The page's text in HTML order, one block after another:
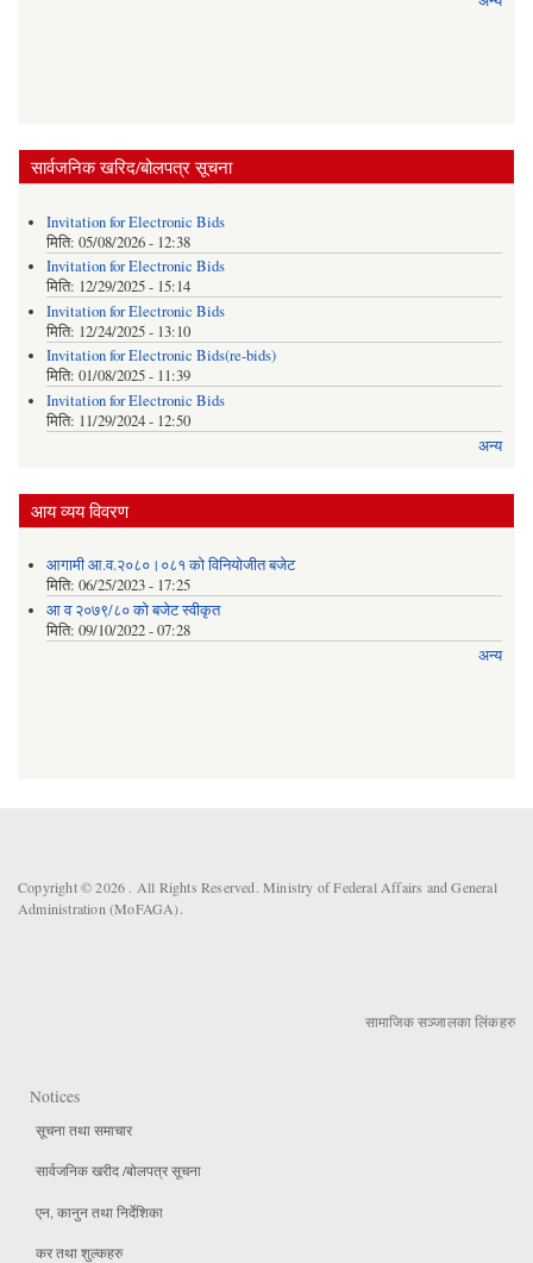
सार्वजनिक खरिद/बोलपत्र सूचना
Invitation for Electronic Bids
मिति: 05/08/2026 - 12:38
Invitation for Electronic Bids
मिति: 12/29/2025 - 15:14
Invitation for Electronic Bids
मिति: 12/24/2025 - 13:10
Invitation for Electronic Bids(re-bids)
मिति: 01/08/2025 - 11:39
Invitation for Electronic Bids
मिति: 11/29/2024 - 12:50
अन्य
आय व्यय विवरण
आगामी आ.व.२०८०।०८१ को विनियोजीत बजेट
मिति: 06/25/2023 - 17:25
आ व २०७९/८० को बजेट स्वीकृत
मिति: 09/10/2022 - 07:28
अन्य
Copyright © 2026 . All Rights Reserved. Ministry of Federal Affairs and General
Administration (MoFAGA).
सामाजिक सञ्जालका लिंकहरु
Notices
सूचना तथा समाचार
सार्वजनिक खरीद /बोलपत्र सूचना
एन, कानुन तथा निर्देशिका
कर तथा शुल्कहरु